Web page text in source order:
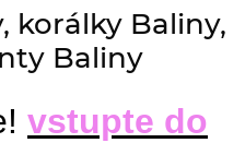
korálky Baliny,
Baliny
vstupte do